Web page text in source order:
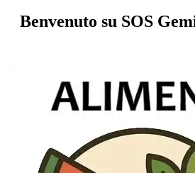
Benvenuto su SOS